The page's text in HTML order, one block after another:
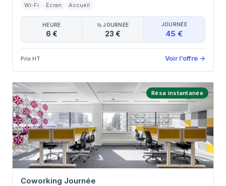
Wi-Fi Écran Accueil
HEURE
6 €
½ JOURNÉE
23 €
JOURNÉE
45 €
Prix HT Voir l’offre →
Résa instantanée
Coworking Journée